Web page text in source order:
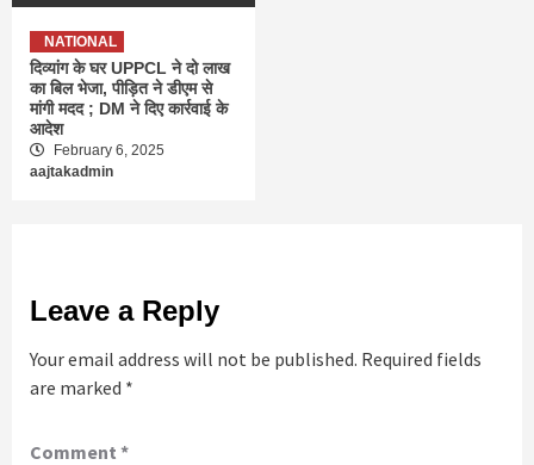
NATIONAL
दिव्यांग के घर UPPCL ने दो लाख
का बिल भेजा, पीड़ित ने डीएम से
मांगी मदद ; DM ने दिए कार्रवाई के
आदेश
February 6, 2025
aajtakadmin
Leave a Reply
Your email address will not be published. Required fields
are marked *
Comment *